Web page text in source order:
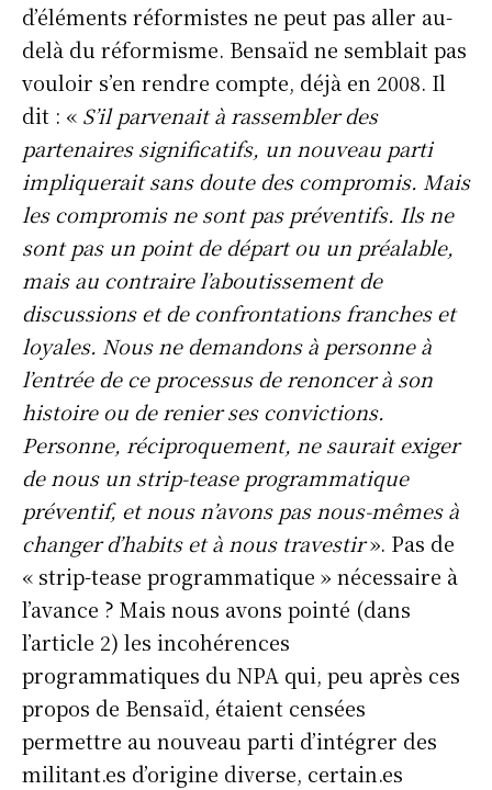
d’éléments réformistes ne peut pas aller au-
delà du réformisme. Bensaïd ne semblait pas
vouloir s’en rendre compte, déjà en 2008. Il
dit : « S’il parvenait à rassembler des
partenaires significatifs, un nouveau parti
impliquerait sans doute des compromis. Mais
les compromis ne sont pas préventifs. Ils ne
sont pas un point de départ ou un préalable,
mais au contraire l’aboutissement de
discussions et de confrontations franches et
loyales. Nous ne demandons à personne à
l’entrée de ce processus de renoncer à son
histoire ou de renier ses convictions.
Personne, réciproquement, ne saurait exiger
de nous un strip-tease programmatique
préventif, et nous n’avons pas nous-mêmes à
changer d’habits et à nous travestir». Pas de
« strip-tease programmatique » nécessaire à
l’avance ? Mais nous avons pointé (dans
l’article 2) les incohérences
programmatiques du NPA qui, peu après ces
propos de Bensaïd, étaient censées
permettre au nouveau parti d’intégrer des
militant.es d’origine diverse, certain.es